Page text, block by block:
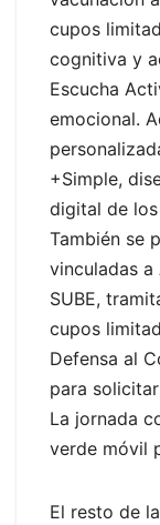
cupos
cognitiva y
Escucha
emocional.
+Simple,
digital de
También se
vinculadas a
SUBE,
cupos
Defensa al
para
La jornada
verde móvil
El resto de